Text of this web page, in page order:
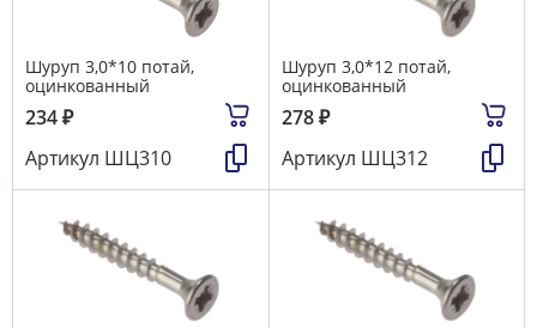
Шуруп 3,0*10 потай,
оцинкованный
234₽
Артикул ШЦ310
Шуруп 3,0*12 потай,
оцинкованный
278₽
Артикул ШЦ312